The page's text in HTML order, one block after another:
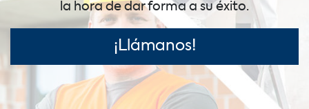
la hora de dar forma a su éxito.
¡Llámanos!